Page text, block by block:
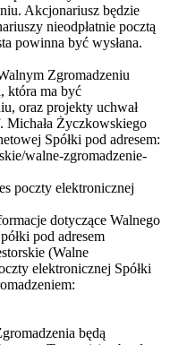
Akcjonariusz będzie
nieodpłatnie pocztą
powinna być wysłana.
Zgromadzeniu
która ma być
oraz projekty uchwał
Michała Życzkowskiego
Spółki pod adresem:
walne-zgromadzenie-
poczty elektronicznej
dotyczące Walnego
pod adresem
(Walne
elektronicznej Spółki
będą